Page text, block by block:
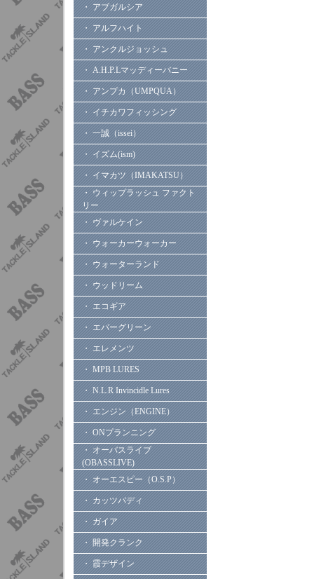
・ アブガルシア
・ アルフハイト
・ アンクルジョッシュ
・ A.H.P.Lマッディーバニー
・ アンプカ（UMPQUA）
・ イチカワフィッシング
・ 一誠（issei）
・ イズム(ism)
・ イマカツ（IMAKATSU）
・ ウィップラッシュ ファクト
リー
・ ヴァルケイン
・ ウォーカーウォーカー
・ ウォーターランド
・ ウッドリーム
・ エコギア
・ エバーグリーン
・ エレメンツ
・ MPB LURES
・ N.L.R Invincidle Lures
・ エンジン（ENGINE）
・ ONプランニング
・ オーバスライブ
(OBASSLIVE)
・ オーエスピー（O.S.P）
・ カッツバディ
・ ガイア
・ 開発クランク
・ 霞デザイン